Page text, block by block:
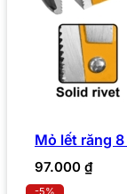
Mỏ lết răng
97.000 ₫
-5%